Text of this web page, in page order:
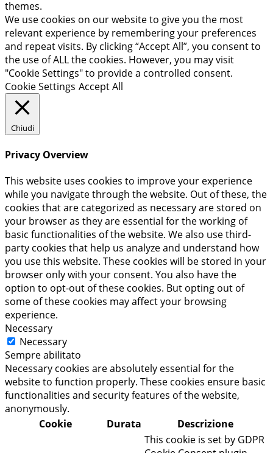
themes.
We use cookies on our website to give you the most
relevant experience by remembering your preferences
and repeat visits. By clicking “Accept All”, you consent to
the use of ALL the cookies. However, you may visit
"Cookie Settings" to provide a controlled consent.
Cookie Settings Accept All
Chiudi
Privacy Overview
This website uses cookies to improve your experience
while you navigate through the website. Out of these, the
cookies that are categorized as necessary are stored on
your browser as they are essential for the working of
basic functionalities of the website. We also use third-
party cookies that help us analyze and understand how
you use this website. These cookies will be stored in your
browser only with your consent. You also have the
option to opt-out of these cookies. But opting out of
some of these cookies may affect your browsing
experience.
Necessary
Necessary
Sempre abilitato
Necessary cookies are absolutely essential for the
website to function properly. These cookies ensure basic
functionalities and security features of the website,
anonymously.
Cookie
Durata Descrizione
This cookie is set by GDPR